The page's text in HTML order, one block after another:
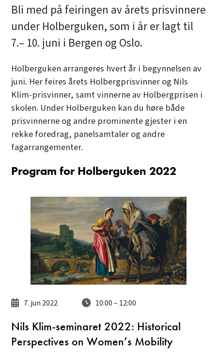
Bli med på feiringen av årets prisvinnere
under Holberguken, som i år er lagt til
7.– 10. juni i Bergen og Oslo.
Holberguken arrangeres hvert år i begynnelsen av
juni. Her feires årets Holbergprisvinner og Nils
Klim-prisvinner, samt vinnerne av Holbergprisen i
skolen. Under Holberguken kan du høre både
prisvinnerne og andre prominente gjester i en
rekke foredrag, panelsamtaler og andre
fagarrangementer.
Program for Holberguken 2022
7. jun 2022 10:00– 12:00
Nils Klim-seminaret 2022: Historical
Perspectives on Women’s Mobility